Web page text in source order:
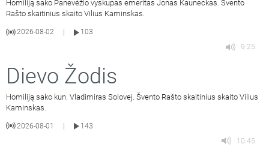
Homiliją sako Panevėžio vyskupas emeritas Jonas Kauneckas. Švento
Rašto skaitinius skaito Vilius Kaminskas.
2026-08-02
103
9:25
Dievo Žodis
Homiliją sako kun. Vladimiras Solovej. Švento Rašto skaitinius skaito Vilius
Kaminskas.
2026-08-01
143
10:45